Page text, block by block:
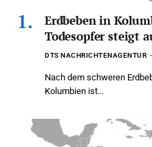
Erdbeben in
Todesopfer steigt
DTS NACHRICHTENAGENTUR
Nach dem schweren
Kolumbien ist…